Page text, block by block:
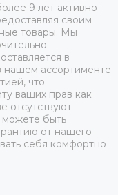
9 лет активно
своим
товары. Мы
в
нашем ассортименте
что
ваших прав как
отсутствуют
быть
от нашего
себя комфортно